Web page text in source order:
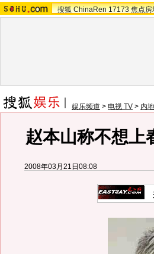
搜狐 ChinaRen 17173 焦点房
娱乐频道 > 电视 TV > 内
赵本山称不想上
2008年03月21日08:08